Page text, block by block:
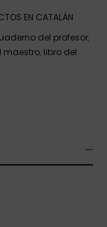
EN CATALÁN
del profesor,
maestro, libro del